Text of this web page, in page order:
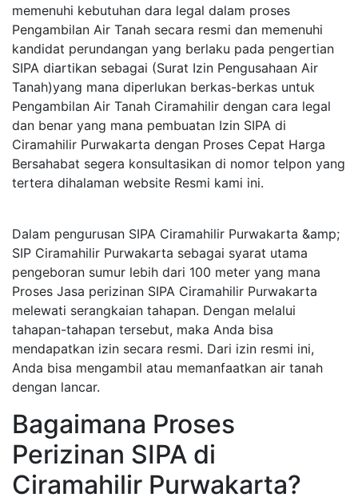
memenuhi kebutuhan dara legal dalam proses
Pengambilan Air Tanah secara resmi dan memenuhi
kandidat perundangan yang berlaku pada pengertian
SIPA diartikan sebagai (Surat Izin Pengusahaan Air
Tanah)yang mana diperlukan berkas-berkas untuk
Pengambilan Air Tanah Ciramahilir dengan cara legal
dan benar yang mana pembuatan Izin SIPA di
Ciramahilir Purwakarta dengan Proses Cepat Harga
Bersahabat segera konsultasikan di nomor telpon yang
tertera dihalaman website Resmi kami ini.
Dalam pengurusan SIPA Ciramahilir Purwakarta &amp;
SIP Ciramahilir Purwakarta sebagai syarat utama
pengeboran sumur lebih dari 100 meter yang mana
Proses Jasa perizinan SIPA Ciramahilir Purwakarta
melewati serangkaian tahapan. Dengan melalui
tahapan-tahapan tersebut, maka Anda bisa
mendapatkan izin secara resmi. Dari izin resmi ini,
Anda bisa mengambil atau memanfaatkan air tanah
dengan lancar.
Bagaimana Proses
Perizinan SIPA di
Ciramahilir Purwakarta?